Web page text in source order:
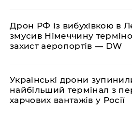
​Дрон РФ із вибухівкою в
змусив Німеччину
захист аеропортів — DW
​Українські дрони
найбільший термінал з
харчових вантажів у Росії